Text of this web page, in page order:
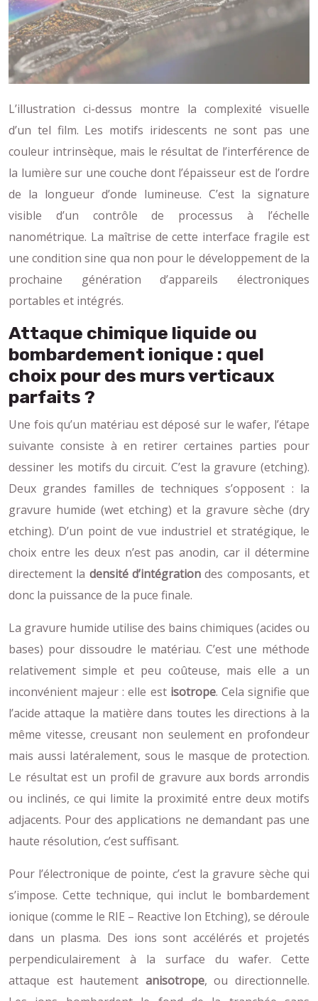
L’illustration ci-dessus montre la complexité visuelle
d’un tel film. Les motifs iridescents ne sont pas une
couleur intrinsèque, mais le résultat de l’interférence de
la lumière sur une couche dont l’épaisseur est de l’ordre
de la longueur d’onde lumineuse. C’est la signature
visible d’un contrôle de processus à l’échelle
nanométrique. La maîtrise de cette interface fragile est
une condition sine qua non pour le développement de la
prochaine génération d’appareils électroniques
portables et intégrés.
Attaque chimique liquide ou
bombardement ionique : quel
choix pour des murs verticaux
parfaits ?
Une fois qu’un matériau est déposé sur le wafer, l’étape
suivante consiste à en retirer certaines parties pour
dessiner les motifs du circuit. C’est la gravure (etching).
Deux grandes familles de techniques s’opposent : la
gravure humide (wet etching) et la gravure sèche (dry
etching). D’un point de vue industriel et stratégique, le
choix entre les deux n’est pas anodin, car il détermine
directement la densité d’intégration des composants, et
donc la puissance de la puce finale.
La gravure humide utilise des bains chimiques (acides ou
bases) pour dissoudre le matériau. C’est une méthode
relativement simple et peu coûteuse, mais elle a un
inconvénient majeur : elle est isotrope. Cela signifie que
l’acide attaque la matière dans toutes les directions à la
même vitesse, creusant non seulement en profondeur
mais aussi latéralement, sous le masque de protection.
Le résultat est un profil de gravure aux bords arrondis
ou inclinés, ce qui limite la proximité entre deux motifs
adjacents. Pour des applications ne demandant pas une
haute résolution, c’est suffisant.
Pour l’électronique de pointe, c’est la gravure sèche qui
s’impose. Cette technique, qui inclut le bombardement
ionique (comme le RIE – Reactive Ion Etching), se déroule
dans un plasma. Des ions sont accélérés et projetés
perpendiculairement à la surface du wafer. Cette
attaque est hautement anisotrope, ou directionnelle.